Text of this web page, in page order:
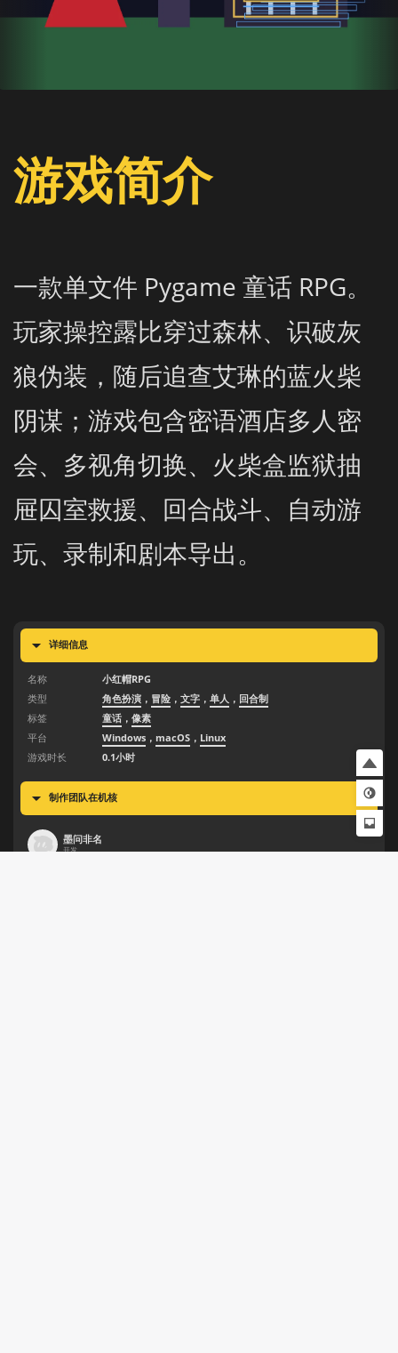
游戏简介
一款单文件 Pygame 童话 RPG。
玩家操控露比穿过森林、识破灰
狼伪装，随后追查艾琳的蓝火柴
阴谋；游戏包含密语酒店多人密
会、多视角切换、火柴盒监狱抽
屉囚室救援、回合战斗、自动游
玩、录制和剧本导出。
详细信息
名称
小红帽RPG
类型
角色扮演 ， 冒险 ， 文字 ， 单人 ， 回合制
标签
童话 ， 像素
平台
Windows ， macOS ， Linux
游戏时长
0.1小时
制作团队在机核
墨问非名
开发